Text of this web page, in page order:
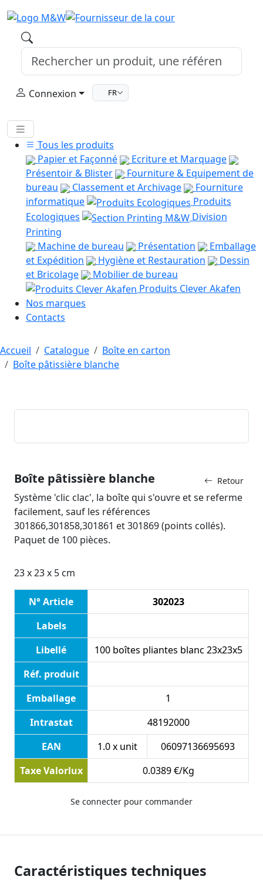
Connexion FR
Tous les produits
Papier et Façonné
Ecriture et Marquage
Présentoir & Blister
Fourniture & Equipement de
bureau
Classement et Archivage
Fourniture
informatique
Produits
Ecologiques
Division
Printing
Machine de bureau
Présentation
Emballage
et Expédition
Hygiène et Restauration
Dessin
et Bricolage
Mobilier de bureau
Produits Clever Akafen
Nos marques
Contacts
Accueil Catalogue
Boîte en carton
Boîte pâtissière blanche
Retour
Boîte pâtissière blanche
Système 'clic clac', la boîte qui s'ouvre et se referme
facilement, sauf les références
301866,301858,301861 et 301869 (points collés).
Paquet de 100 pièces.
23 x 23 x 5 cm
N° Article
302023
Labels
Libellé
100 boîtes pliantes blanc 23x23x5
Réf. produit
Emballage
1
Intrastat
48192000
EAN
1.0 x unit
06097136695693
Taxe Valorlux
0.0389 €/Kg
Se connecter pour commander
Caractéristiques techniques